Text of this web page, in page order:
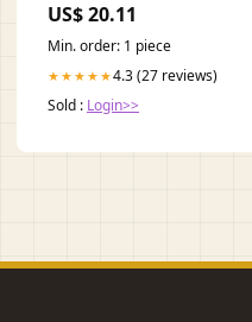
US$ 20.11
Min. order: 1 piece
★★★★★4.3 (27 reviews)
Sold : Login>>